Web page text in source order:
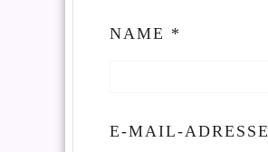
NAME *
E-MAIL-ADRESSE